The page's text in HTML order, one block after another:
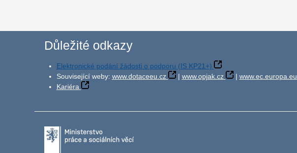
Důležité odkazy
Elektronické podání žádosti o podporu (IS KP21+)
Související weby: www.dotaceeu.cz | www.opjak.cz | www.ec.europa.eu
Kariéra